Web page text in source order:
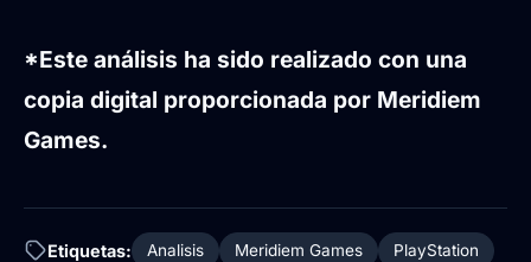
*Este análisis ha sido realizado con una
copia digital proporcionada por Meridiem
Games.
Etiquetas: Analisis Meridiem Games
PlayStation